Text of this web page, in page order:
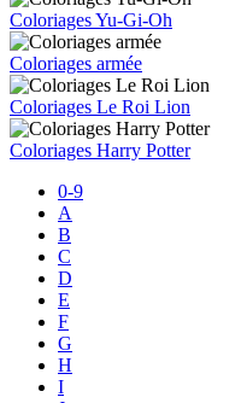
Coloriages Yu-Gi-Oh
Coloriages armée
Coloriages Le Roi Lion
Coloriages Harry Potter
0-9
A
B
C
D
E
F
G
H
I